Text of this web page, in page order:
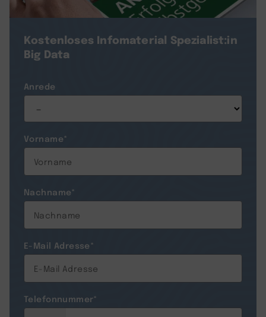
Kostenloses Infomaterial Spezialist:in
Big Data
Anrede
Vorname*
Nachname*
E-Mail Adresse *
Telefonnummer*